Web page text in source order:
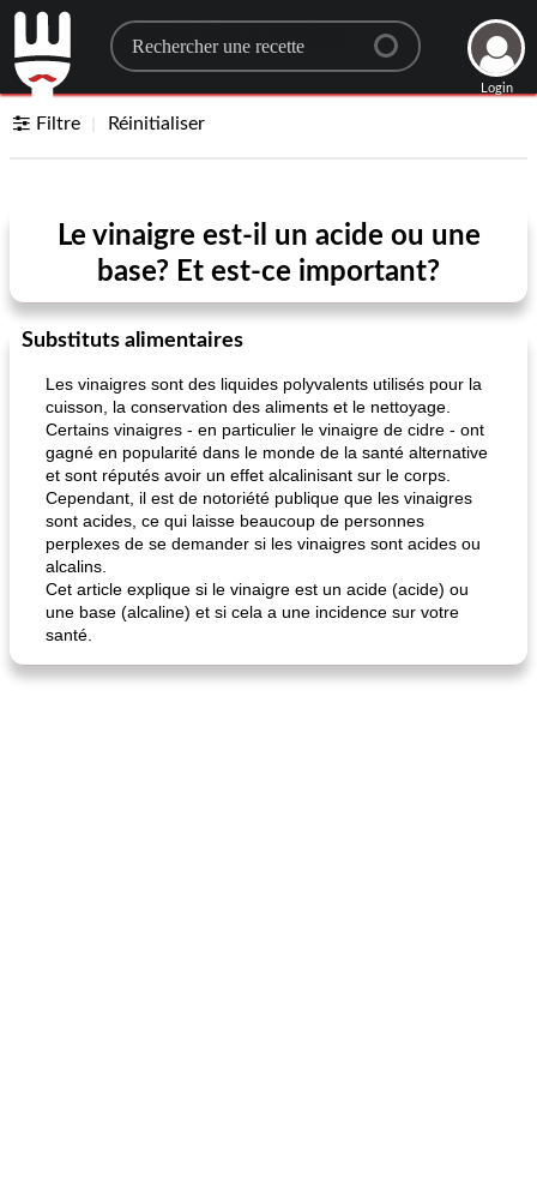
Search for a recipe
Login
Filtre Réinitialiser
Le vinaigre est-il un acide ou une
base? Et est-ce important?
Substituts alimentaires
Les vinaigres sont des liquides polyvalents utilisés pour la
cuisson, la conservation des aliments et le nettoyage.
Certains vinaigres - en particulier le vinaigre de cidre - ont
gagné en popularité dans le monde de la santé alternative
et sont réputés avoir un effet alcalinisant sur le corps.
Cependant, il est de notoriété publique que les vinaigres
sont acides, ce qui laisse beaucoup de personnes
perplexes de se demander si les vinaigres sont acides ou
alcalins.
Cet article explique si le vinaigre est un acide (acide) ou
une base (alcaline) et si cela a une incidence sur votre
santé.